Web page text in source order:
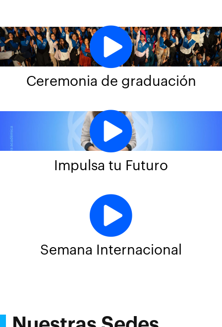
Ceremonia de graduación
Impulsa tu Futuro
Semana Internacional